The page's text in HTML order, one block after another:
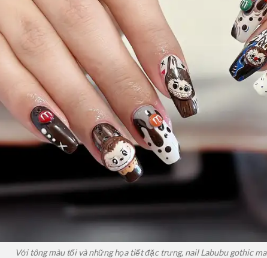
Với tông màu tối và những họa tiết đặc trưng, nail Labubu gothic